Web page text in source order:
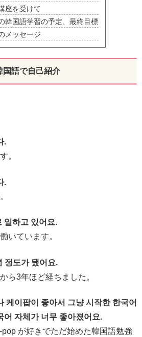
座を受けて
韓国語学習の予定、最終目標
メッセージ
国語で自己紹介
.
。
.
일하고 있어요.
いています。
정도가 됐어요.
ら3年ほど経ちました。
케이팝이 좋아서 그냥 시작한 한국어
어 자체가 너무 좋아졌어요.
が好きでただ始めた韓国語勉強